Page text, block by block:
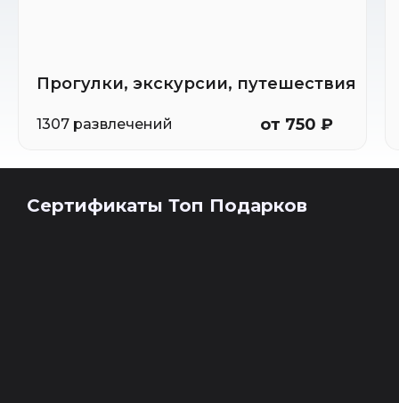
Прогулки, экскурсии, путешествия
1307 развлечений от 750 ₽
Сертификаты Топ Подарков